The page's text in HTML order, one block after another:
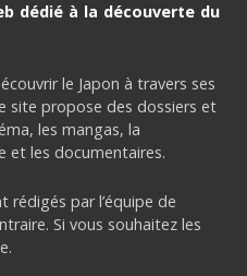
dédié à la découverte du
le Japon à travers ses
site propose des dossiers et
les mangas, la
et les documentaires.
rédigés par l’équipe de
Si vous souhaitez les